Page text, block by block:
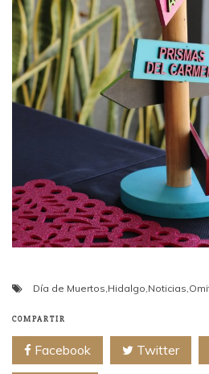
Día de Muertos,Hidalgo,Noticias,
COMPARTIR
Facebook Twitter